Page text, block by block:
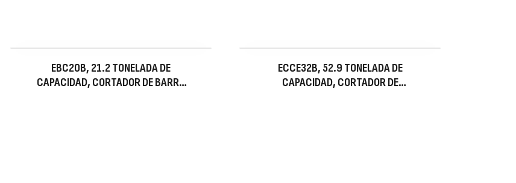
EBC20B, 21.2 TONELADA DE
CAPACIDAD, CORTADOR DE BARRA
ECCE32B, 52.9 TONELADA DE
CAPACIDAD, CORTADOR DE